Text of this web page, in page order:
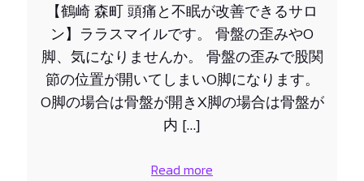
【鶴崎 森町 頭痛と不眠が改善できるサロ
ン】ララスマイルです。 骨盤の歪みやO
脚、気になりませんか。 骨盤の歪みで股関
節の位置が開いてしまいO脚になります。
O脚の場合は骨盤が開きX脚の場合は骨盤が
内 […]
Read more